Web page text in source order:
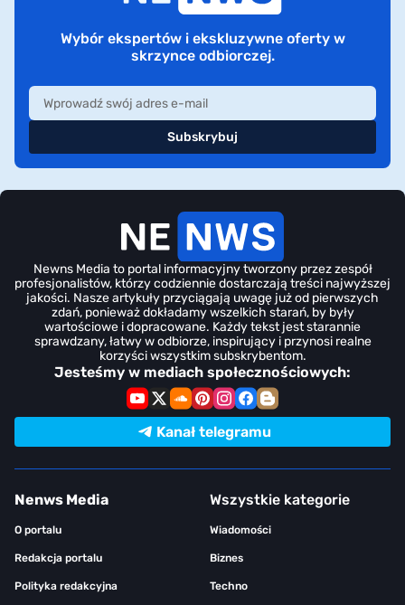
Wybór ekspertów i ekskluzywne oferty w
skrzynce odbiorczej.
Subskrybuj
Newns Media to portal informacyjny tworzony przez zespół
profesjonalistów, którzy codziennie dostarczają treści najwyższej
jakości. Nasze artykuły przyciągają uwagę już od pierwszych
zdań, ponieważ dokładamy wszelkich starań, by były
wartościowe i dopracowane. Każdy tekst jest starannie
sprawdzany, łatwy w odbiorze, inspirujący i przynosi realne
korzyści wszystkim subskrybentom.
Jesteśmy w mediach społecznościowych:
Kanał telegramu
Nenws Media
O portalu
Redakcja portalu
Polityka redakcyjna
Wszystkie kategorie
Wiadomości
Biznes
Techno